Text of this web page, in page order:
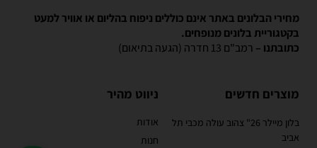
מחירי הבלונים באתר אינם כוללים ניפוח בהליום או אוויר למעט
בקטגוריית בלונים מנופחים.
כתובתנו – רמב"ם 13 חדרה (הגעה בתיאום)
מוצרים חדשים
בלון מיילר 26" צהוב עולה מכבי תל
אביב
ניווט מהיר
אודות
חנות